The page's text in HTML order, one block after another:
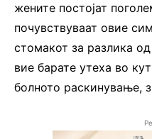
жените постојат
почувствуваат овие
стомакот за разлика
вие барате утеха во
болното раскинување,